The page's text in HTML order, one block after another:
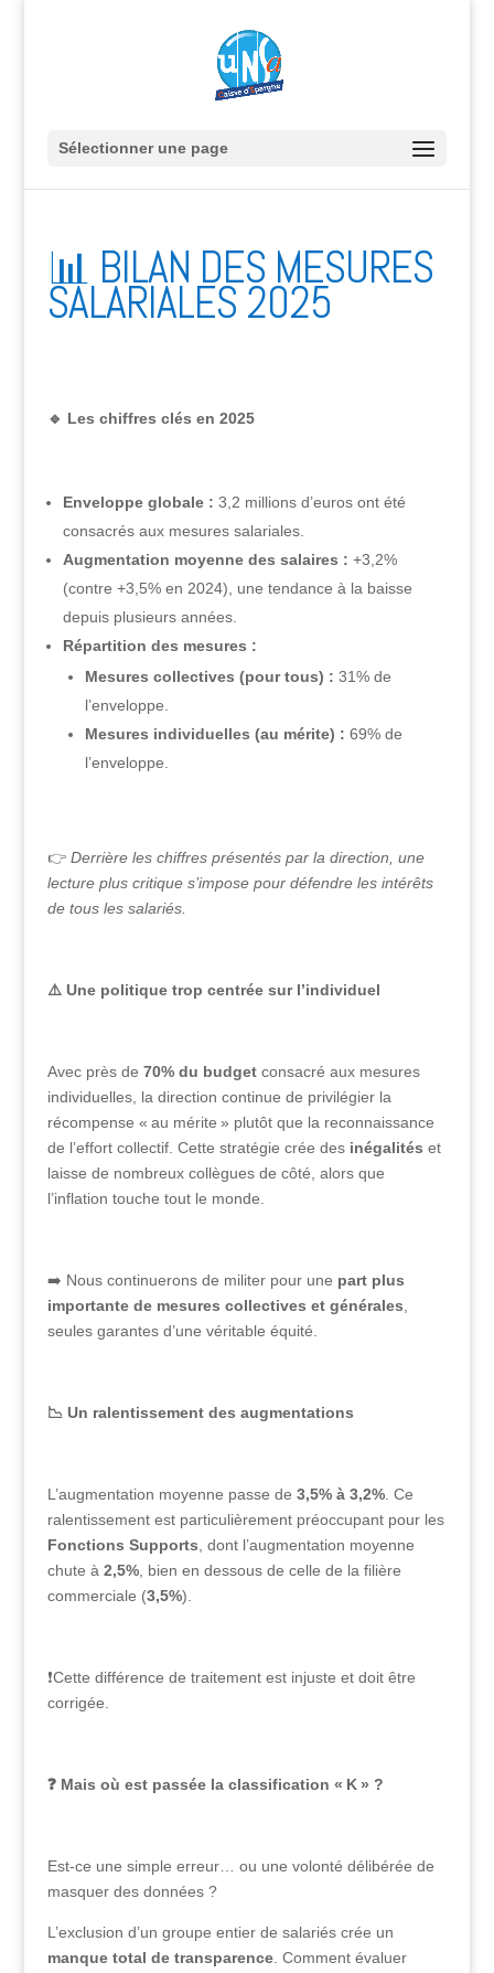
Sélectionner une page
📊 BILAN DES MESURES
SALARIALES 2025
🔹 Les chiffres clés en 2025
Enveloppe globale : 3,2 millions d’euros ont été
consacrés aux mesures salariales.
Augmentation moyenne des salaires : +3,2%
(contre +3,5% en 2024), une tendance à la baisse
depuis plusieurs années.
Répartition des mesures :
Mesures collectives (pour tous) : 31% de
l’enveloppe.
Mesures individuelles (au mérite) : 69% de
l’enveloppe.
👉 Derrière les chiffres présentés par la direction, une
lecture plus critique s’impose pour défendre les intérêts
de tous les salariés.
⚠️Une politique trop centrée sur l’individuel
Avec près de 70% du budgetconsacré aux mesures
individuelles, la direction continue de privilégier la
récompense « au mérite » plutôt que la reconnaissance
de l’effort collectif. Cette stratégie crée des inégalités et
laisse de nombreux collègues de côté, alors que
l’inflation touche tout le monde.
➡️ Nous continuerons de militer pour une part plus
importante de mesures collectives et générales
seules garantes d’une véritable équité.
📉Un ralentissement des augmentations
L’augmentation moyenne passe de 3,5% à 3,2%. Ce
ralentissement est particulièrement préoccupant pour les
Fonctions Supports , dont l’augmentation moyenne
chute à 2,5%, bien en dessous de celle de la filière
commerciale (3,5%).
❗Cette différence de traitement est injuste et doit être
corrigée.
❓Mais où est passée la classification « K » ?
Est‑ce une simple erreur… ou une volonté délibérée de
masquer des données ?
L’exclusion d’un groupe entier de salariés crée un
manque total de transparence. Comment évaluer